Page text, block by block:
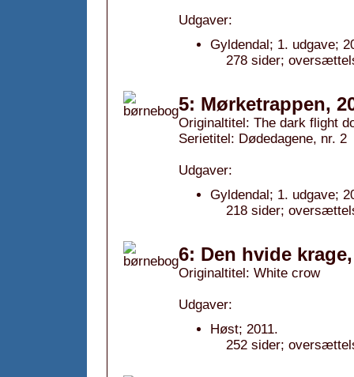
Udgaver:
Gyldendal; 1. udgave;
278 sider;
5: Mørketrappen,
Originaltitel: The dark flight
Serietitel: Dødedagene, nr. 2
Udgaver:
Gyldendal; 1. udgave;
218 sider;
6: Den hvide krage,
Originaltitel: White crow
Udgaver:
Høst; 2011.
252 sider;